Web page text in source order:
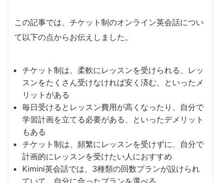
この記事では、チケット制のオンライン英会話につい
て以下の点からお伝えしました。
チケット制は、柔軟にレッスンを受けられる、レッ
スンをたくさん受けなければ安く済む、といったメ
リットがある
毎日受けるとレッスン費用が高くなったり、自分で
学習計画を立てる必要がある、といったデメリット
もある
チケット制は、頻繁にレッスンを受けずに、自分で
計画的にレッスンを受けたい人におすすめ
Kimini英会話では、3種類の回数プランが設けられ